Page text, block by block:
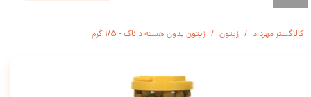
کالاگستر مهرداد زیتون زیتون بدون هسته داناک - 1/5 گرم